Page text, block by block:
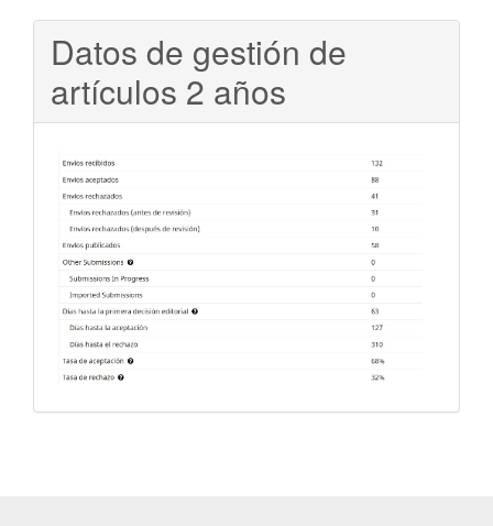
Datos de gestión de
artículos 2 años